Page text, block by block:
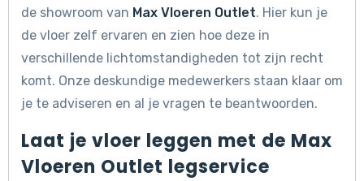
de showroom van Max Vloeren Outlet. Hier kun je
de vloer zelf ervaren en zien hoe deze in
verschillende lichtomstandigheden tot zijn recht
komt. Onze deskundige medewerkers staan klaar om
je te adviseren en al je vragen te beantwoorden.
Laat je vloer leggen met de Max
Vloeren Outlet legservice